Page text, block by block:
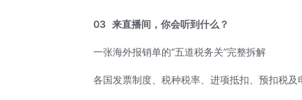
03来直播间，你会听到什么？
一张海外报销单的“五道税务关”完整拆解
各国发票制度、税种税率、进项抵扣、预扣税及